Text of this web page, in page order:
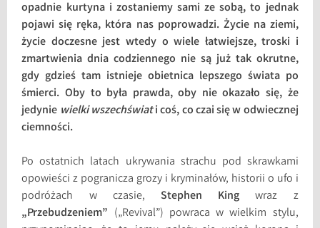
opadnie kurtyna i zostaniemy sami ze sobą, to jednak
pojawi się ręka, która nas poprowadzi. Życie na ziemi,
życie doczesne jest wtedy o wiele łatwiejsze, troski i
zmartwienia dnia codziennego nie są już tak okrutne,
gdy gdzieś tam istnieje obietnica lepszego świata po
śmierci. Oby to była prawda, oby nie okazało się, że
jedynie wielki wszechświati coś, co czai się w odwiecznej
ciemności.
Po ostatnich latach ukrywania strachu pod skrawkami
opowieści z pogranicza grozy i kryminałów, historii o ufo i
podróżach w czasie, Stephen King wraz z
„Przebudzeniem” („Revival”) powraca w wielkim stylu,